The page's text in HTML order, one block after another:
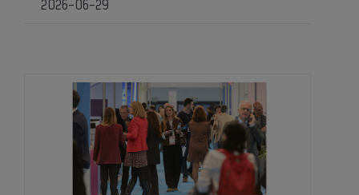
2026-06-29